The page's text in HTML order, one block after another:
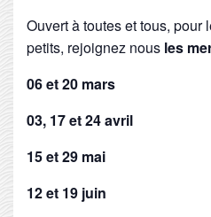
Ouvert à toutes et tous,
petits, rejoignez nous les
06 et 20 mars
03, 17 et 24 avril
15 et 29 mai
12 et 19 juin